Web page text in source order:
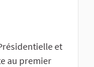
et
au premier